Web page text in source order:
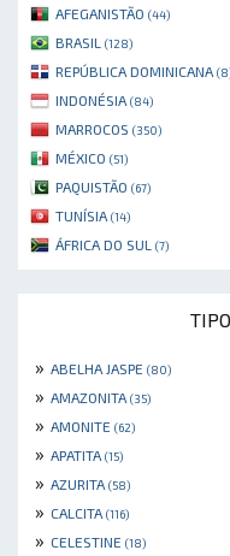
AFEGANISTÃO (44)
BRASIL (128)
REPÚBLICA DOMINICANA
INDONÉSIA (84)
MARROCOS (350)
MÉXICO (51)
PAQUISTÃO (67)
TUNÍSIA (14)
ÁFRICA DO SUL (7)
» ABELHA JASPE (80)
» AMAZONITA (35)
» AMONITE (62)
» APATITA (15)
» AZURITA (58)
» CALCITA (116)
» CELESTINE (18)